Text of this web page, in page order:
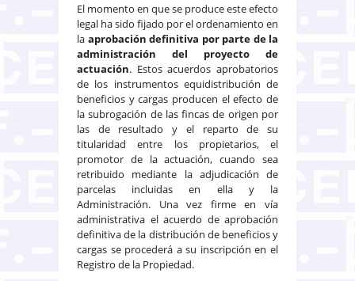
El momento en que se produce este efecto
legal ha sido fijado por el ordenamiento en
la aprobación definitiva por parte de la
administración del proyecto de
actuación. Estos acuerdos aprobatorios
de los instrumentos equidistribución de
beneficios y cargas producen el efecto de
la subrogación de las fincas de origen por
las de resultado y el reparto de su
titularidad entre los propietarios, el
promotor de la actuación, cuando sea
retribuido mediante la adjudicación de
parcelas incluidas en ella y la
Administración. Una vez firme en vía
administrativa el acuerdo de aprobación
definitiva de la distribución de beneficios y
cargas se procederá a su inscripción en el
Registro de la Propiedad.